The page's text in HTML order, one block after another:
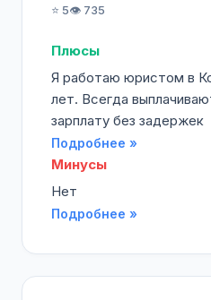
⭐ 5👁️ 735
Плюсы
Я работаю юристом в
лет. Всегда
зарплату без задержек
Подробнее »
Минусы
Нет
Подробнее »